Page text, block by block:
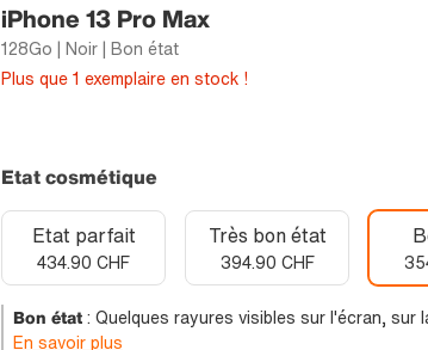
iPhone 13 Pro Max
128Go | Noir | Bon état
Plus que 1 exemplaire en stock !
Etat cosmétique
Etat parfait
434.90 CHF
Très bon état
394.90 CHF
Bon état: Quelques rayures visibles sur l'écran, sur
En savoir plus